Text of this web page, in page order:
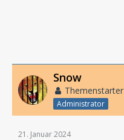
Snow
Themenstarter
Administrator
21. Januar 2024